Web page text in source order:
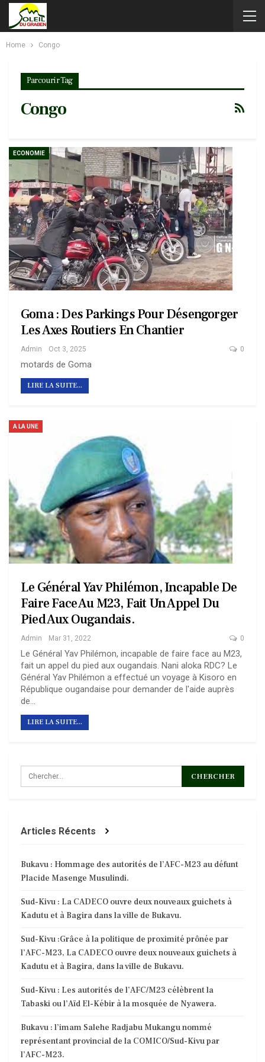
Home Congo
Parcourir Tag
Congo
ECONOMIE
Goma : Des Parkings Pour Désengorger
Les Axes Routiers En Chantier
Admin Oct 3, 2025 0
motards de Goma
LIRE LA SUITE...
A LA UNE
Le Général Yav Philémon, Incapable De
Faire Face Au M23, Fait Un Appel Du
Pied Aux Ougandais.
Admin Mar 31, 2022 0
Le Général Yav Philémon, incapable de faire face au M23,
fait un appel du pied aux ougandais. Nani aloka RDC? Le
Général Yav Philémon a effectué un voyage à Kisoro en
République ougandaise pour demander de l'aide auprès
de…
LIRE LA SUITE...
Articles Récents
Bukavu : Hommage des autorités de l’AFC-M23 au défunt
Placide Masenge Musulindi.
Sud-Kivu : La CADECO ouvre deux nouveaux guichets à
Kadutu et à Bagira dans la ville de Bukavu.
Sud-Kivu :Grâce à la politique de proximité prônée par
l’AFC-M23, La CADECO ouvre deux nouveaux guichets à
Kadutu et à Bagira, dans la ville de Bukavu.
Sud-Kivu : Les autorités de l’AFC/M23 célèbrent la
Tabaski ou l’Aïd El-Kébir à la mosquée de Nyawera.
Bukavu : l’imam Salehe Radjabu Mukangu nommé
représentant provincial de la COMICO/Sud-Kivu par
l’AFC-M23.